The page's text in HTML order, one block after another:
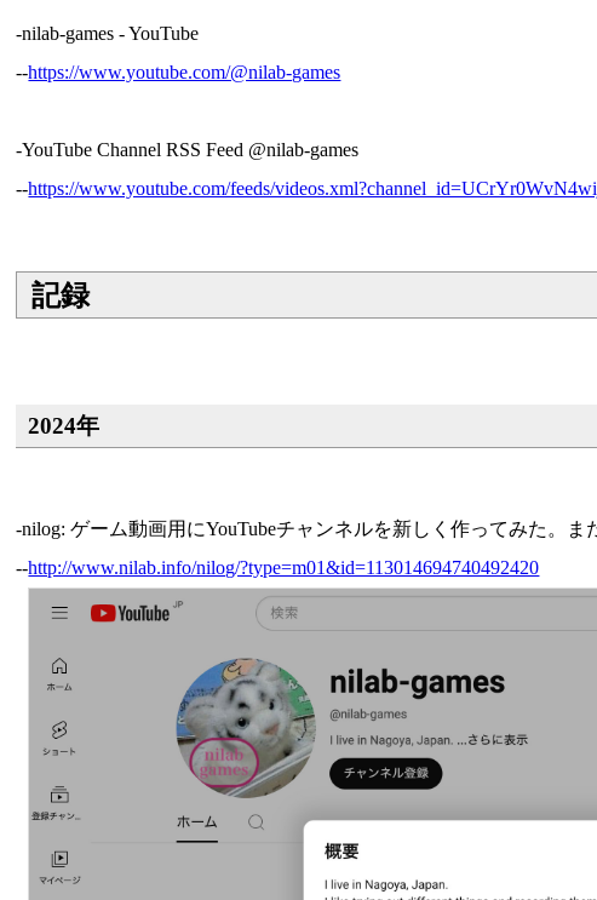
-nilab-games - YouTube
--https://www.youtube.com/@nilab-games
-YouTube Channel RSS Feed @nilab-games
--https://www.youtube.com/feeds/
記録
2024年
-nilog: ゲーム動画用にYouTubeチャンネルを新しく作ってみた。ま
--http://www.nilab.info/nilog/?type=m01&id=113014694740492420